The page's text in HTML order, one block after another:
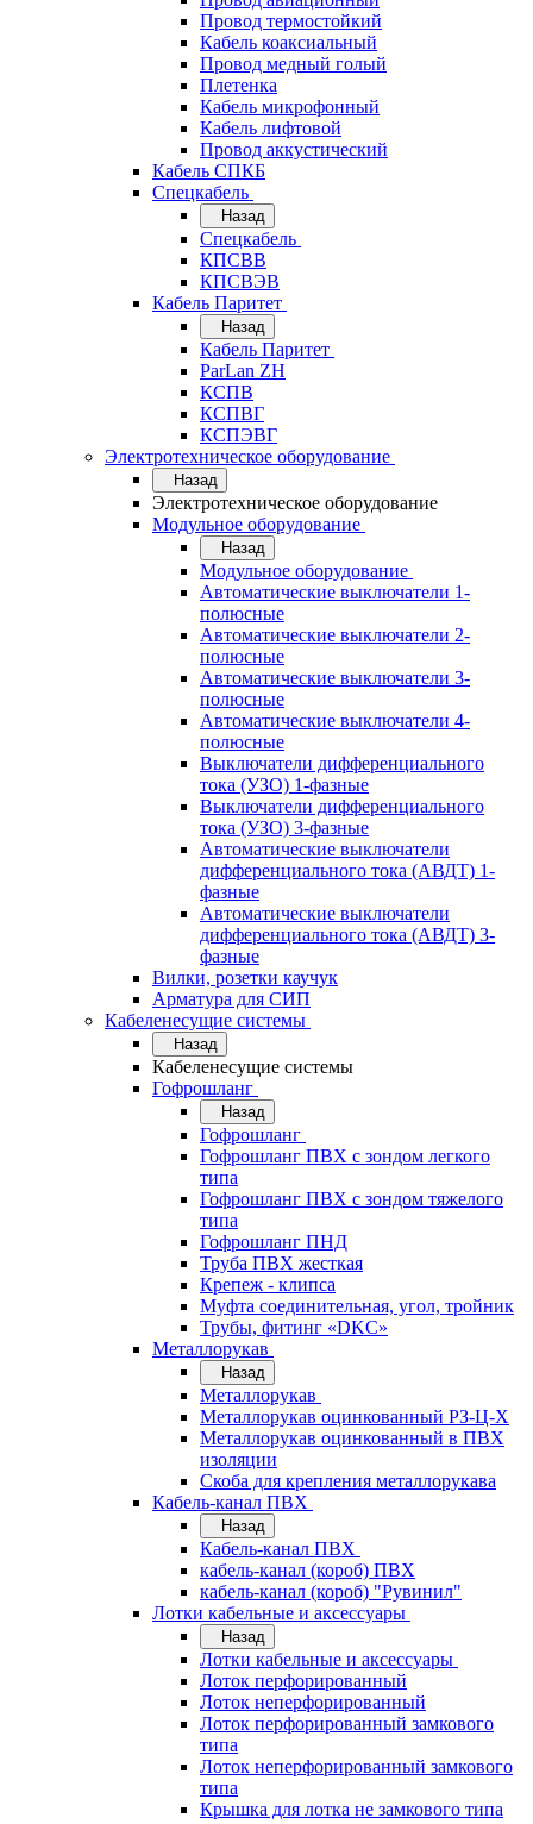
Провод термостойкий
Кабель коаксиальный
Провод медный голый
Плетенка
Кабель микрофонный
Кабель лифтовой
Провод аккустический
Кабель СПКБ
Спецкабель
Назад
Спецкабель
КПСВВ
КПСВЭВ
Кабель Паритет
Назад
Кабель Паритет
ParLan ZH
КСПВ
КСПВГ
КСПЭВГ
Электротехническое оборудование
Назад
Электротехническое оборудование
Модульное оборудование
Назад
Модульное оборудование
Автоматические выключатели 1-
полюсные
Автоматические выключатели 2-
полюсные
Автоматические выключатели 3-
полюсные
Автоматические выключатели 4-
полюсные
Выключатели дифференциального
тока (УЗО) 1-фазные
Выключатели дифференциального
тока (УЗО) 3-фазные
Автоматические выключатели
дифференциального тока (АВДТ) 1-
фазные
Автоматические выключатели
дифференциального тока (АВДТ) 3-
фазные
Вилки, розетки каучук
Арматура для СИП
Кабеленесущие системы
Назад
Кабеленесущие системы
Гофрошланг
Назад
Гофрошланг
Гофрошланг ПВХ с зондом легкого
типа
Гофрошланг ПВХ с зондом тяжелого
типа
Гофрошланг ПНД
Труба ПВХ жесткая
Крепеж - клипса
Муфта соединительная, угол, тройник
Трубы, фитинг «DKC»
Металлорукав
Назад
Металлорукав
Металлорукав оцинкованный РЗ-Ц-Х
Металлорукав оцинкованный в ПВХ
изоляции
Скоба для крепления металлорукава
Кабель-канал ПВХ
Назад
Кабель-канал ПВХ
кабель-канал (короб) ПВХ
кабель-канал (короб) "Рувинил"
Лотки кабельные и аксессуары
Назад
Лотки кабельные и аксессуары
Лоток перфорированный
Лоток неперфорированный
Лоток перфорированный замкового
типа
Лоток неперфорированный замкового
типа
Крышка для лотка не замкового типа